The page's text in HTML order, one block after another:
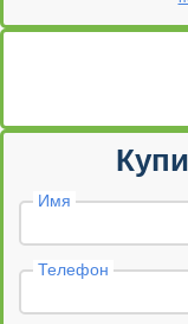
Имя
Телефон